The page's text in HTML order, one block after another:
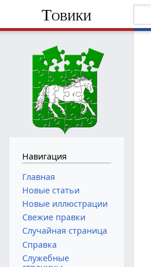
Товики
Навигация
Главная
Новые статьи
Новые иллюстрации
Свежие правки
Случайная страница
Справка
Служебные